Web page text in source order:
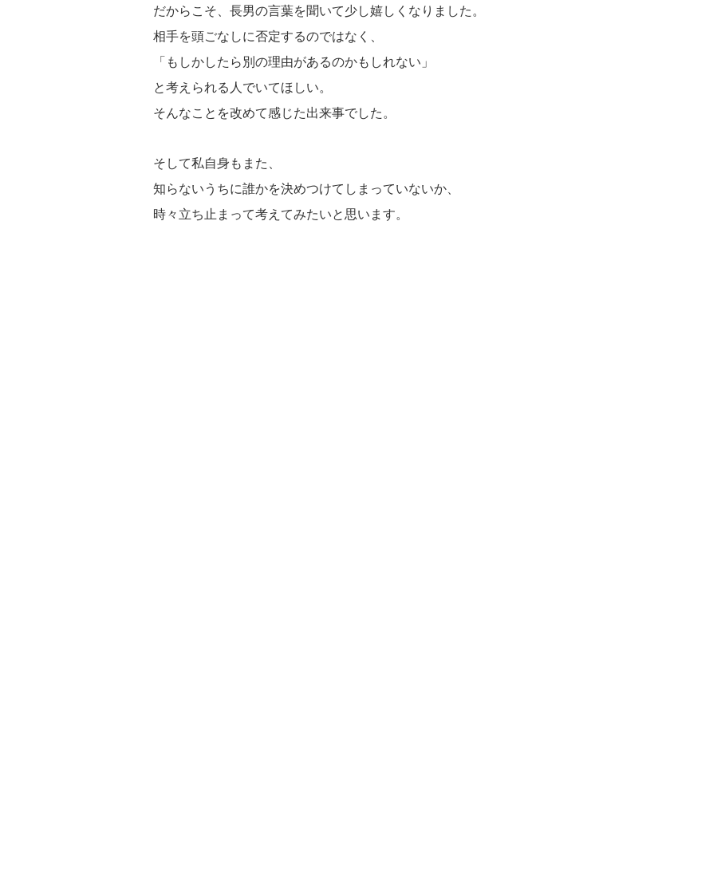
だからこそ、長男の言葉を聞いて少し嬉しくなりました。
相手を頭ごなしに否定するのではなく、
「もしかしたら別の理由があるのかもしれない」
と考えられる人でいてほしい。
そんなことを改めて感じた出来事でした。
そして私自身もまた、
知らないうちに誰かを決めつけてしまっていないか、
時々立ち止まって考えてみたいと思います。